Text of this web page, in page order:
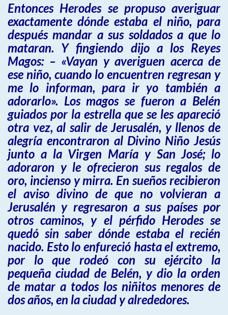
Entonces Herodes se propuso averiguar
exactamente dónde estaba el niño, para
después mandar a sus soldados a que lo
mataran. Y fingiendo dijo a los Reyes
Magos: – «Vayan y averiguen acerca de
ese niño, cuando lo encuentren regresan y
me lo informan, para ir yo también a
adorarlo». Los magos se fueron a Belén
guiados por la estrella que se les apareció
otra vez, al salir de Jerusalén, y llenos de
alegría encontraron al Divino Niño Jesús
junto a la Virgen María y San José; lo
adoraron y le ofrecieron sus regalos de
oro, incienso y mirra. En sueños recibieron
el aviso divino de que no volvieran a
Jerusalén y regresaron a sus países por
otros caminos, y el pérfido Herodes se
quedó sin saber dónde estaba el recién
nacido. Esto lo enfureció hasta el extremo,
por lo que rodeó con su ejército la
pequeña ciudad de Belén, y dio la orden
de matar a todos los niñitos menores de
dos años, en la ciudad y alrededores.